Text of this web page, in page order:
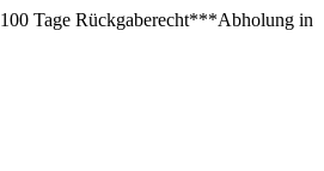
100 Tage Rückgaberecht***Abholung in